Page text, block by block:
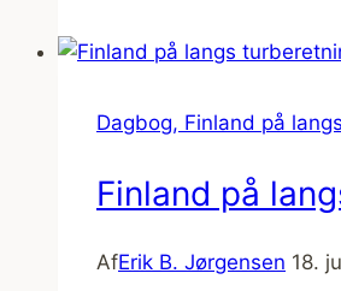
Dagbog, Finland på
Finland på
AfErik B. Jørgensen 18.